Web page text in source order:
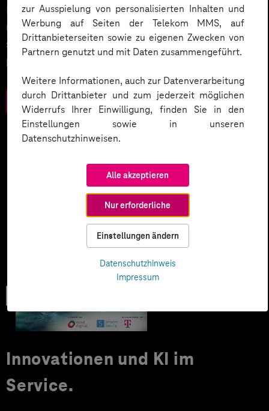
zur Ausspielung von personalisierten Inhalten und
Werbung auf Seiten der Telekom MMS, auf
Drittanbieterseiten sowie zu eigenen Zwecken von
Partnern genutzt und mit Daten zusammengeführt.
Weitere Informationen, auch zur Datenverarbeitung
durch Drittanbieter und zum jederzeit möglichen
Widerrufs Ihrer Einwilligung, finden Sie in den
Einstellungen sowie in unseren
Datenschutzhinweisen.
Alle akzeptieren
Nur erforderliche
Einstellungen ändern
Datenschutzhinweis
Impressum
Entdecken Sie 10 entscheidende Schritte, um
rechtliche Anforderungen zu erfüllen, Vertrauen zu
stärken und Innovation sicher zu gestalten – inklusive
praktischer Checkliste zum Download.
Zum Download
Innovationen und KI im
Service.